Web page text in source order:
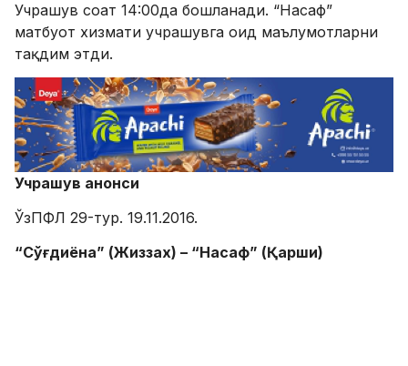
Учрашув соат 14:00да бошланади. “Насаф”
матбуот хизмати учрашувга оид маълумотларни
тақдим этди.
Учрашув анонси
ЎзПФЛ 29-тур. 19.11.2016.
“Сўғдиёна” (Жиззах) – “Насаф” (Қарши)